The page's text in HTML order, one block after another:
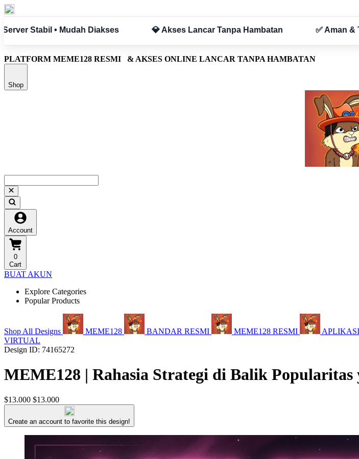
Tanpa Hambatan ✅ Aman & Terpercaya
PLATFORM MEME128 RESMI & AKSES ONLINE LANCAR TANPA HAMBATAN
Shop
Account
0
Cart
BUAT AKUN
Explore Categories
Popular Products
Shop All Designs MEME128 BANDAR RESMI MEME128 RESMI
VIRTUAL
Design ID: 74165272
MEME128 | Rahasia Strategi di Balik Popularitas
$13.000 $13.000
Create an account to favorite this design!